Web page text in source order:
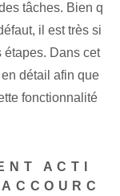
tâches. Bien q
il est très si
étapes. Dans cet
détail afin que
fonctionnalité
ACTI